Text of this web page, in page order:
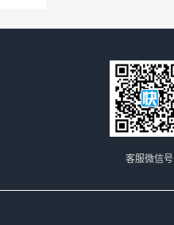
客服微信号